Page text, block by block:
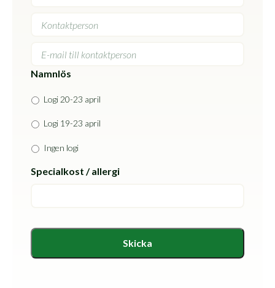
post
Namnlös
Logi 20-23 april
Logi 19-23 april
Ingen logi
Specialkost / allergi